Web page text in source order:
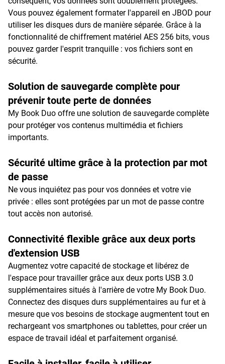
Vous pouvez également formater l'appareil en JBOD pour
utiliser les disques durs de manière séparée. Grâce à la
fonctionnalité de chiffrement matériel AES 256 bits, vous
pouvez garder l'esprit tranquille : vos fichiers sont en
sécurité.
Solution de sauvegarde complète pour
prévenir toute perte de données
My Book Duo offre une solution de sauvegarde complète
pour protéger vos contenus multimédia et fichiers
importants.
Sécurité ultime grâce à la protection par mot
de passe
Ne vous inquiétez pas pour vos données et votre vie
privée : elles sont protégées par un mot de passe contre
tout accès non autorisé.
Connectivité flexible grâce aux deux ports
d'extension USB
Augmentez votre capacité de stockage et libérez de
l'espace pour travailler grâce aux deux ports USB 3.0
supplémentaires situés à l'arrière de votre My Book Duo.
Connectez des disques durs supplémentaires au fur et à
mesure que vos besoins de stockage augmentent tout en
rechargeant vos smartphones ou tablettes, pour créer un
espace de travail idéal et parfaitement organisé.